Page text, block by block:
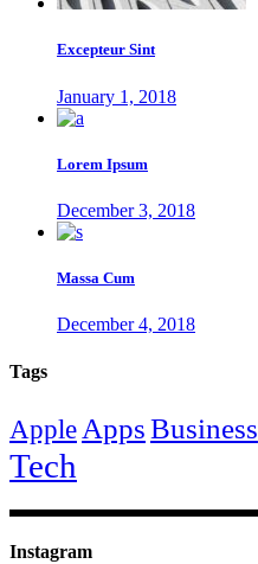
Excepteur Sint
January 1, 2018
Lorem Ipsum
December 3, 2018
Massa Cum
December 4, 2018
Tags
Apple AppsBusiness
Tech
Instagram